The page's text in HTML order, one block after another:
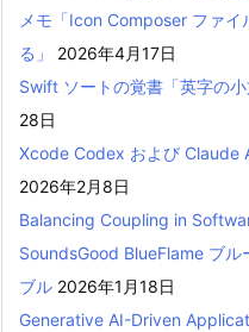
メモ「Icon Composer ファ
る」
2026年4月17日
Swift ソートの覚書「英字の小
28日
Xcode Codex および Claude
2026年2月8日
Balancing Coupling in
SoundsGood BlueFlame ブ
ブル 2026年1月18日
Generative AI-Driven